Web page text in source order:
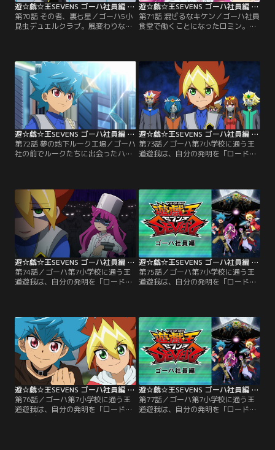
遊☆戯☆王SEVENS ゴーハ社員編 第70話
第70話 その者、裏七星／ゴーハ5小
昆虫デュエルクラブ。風変わりな部
ナホは、グルグルに案内され遊我の
元を訪ねる。しかし、遊我はナナホ
を前にすると突然様子がおかしくな
り…。【提供：バンダイチャンネ
ル】
遊☆戯☆王SEVENS ゴーハ社員編 第71話
第71話 混ぜるなキケン／ゴーハ社員
食堂で働くことになったロミン。自
ーを食べてもらおうとミミにデュエ
ルを申し込む！思いがけず、その闘
いがゴーハの存亡を懸けた闘いとな
る…。【提供：バンダイチャンネ
ル】
遊☆戯☆王SEVENS ゴーハ社員編 第72話
第72話 夢の地下ルーク工場／ゴーハ
社の前でルークたちに出会ったハン
地下階へと向かう。最深階層で謎の
廃工場を掘り当てたハントたちは、
そこで夢のような“ある機械”を発掘
する…。【提供：バンダイチャンネ
ル】
遊☆戯☆王SEVENS ゴーハ社員編 第73話
第73話／ゴーハ第7小学校に通う王
道遊我は、自分の発明を「ロード」
と呼び、日々いろんなロードを開発
いた遊我は、誰もが楽しめる新しい
ルールを完成させていた。そんなあ
る日、隣のクラスのルークが「デュ
エルの王」の噂を伝える。興味津々
の遊我とルークがたどり着いた先に
待っていたのは…。【提供：バンダ
イチャンネル】
遊☆戯☆王SEVENS ゴーハ社員編 第74話
第74話／ゴーハ第7小学校に通う王
道遊我は、自分の発明を「ロード」
いた遊我は、誰もが楽しめる新しい
ルールを完成させていた。そんなあ
る日、隣のクラスのルークが「デュ
エルの王」の噂を伝える。興味津々
の遊我とルークがたどり着いた先に
待っていたのは…。【提供：バンダ
イチャンネル】
遊☆戯☆王SEVENS ゴーハ社員編 第75話
第75話／ゴーハ第7小学校に通う王
道遊我は、自分の発明を「ロード」
いた遊我は、誰もが楽しめる新しい
ルールを完成させていた。そんなあ
る日、隣のクラスのルークが「デュ
エルの王」の噂を伝える。興味津々
の遊我とルークがたどり着いた先に
待っていたのは…。【提供：バンダ
イチャンネル】
遊☆戯☆王SEVENS ゴーハ社員編 第76話
第76話／ゴーハ第7小学校に通う王
道遊我は、自分の発明を「ロード」
と呼び、日々いろんなロードを開発
遊☆戯☆王SEVENS ゴーハ社員編 第77話
第77話／ゴーハ第7小学校に通う王
道遊我は、自分の発明を「ロード」
と呼び、日々いろんなロードを開発